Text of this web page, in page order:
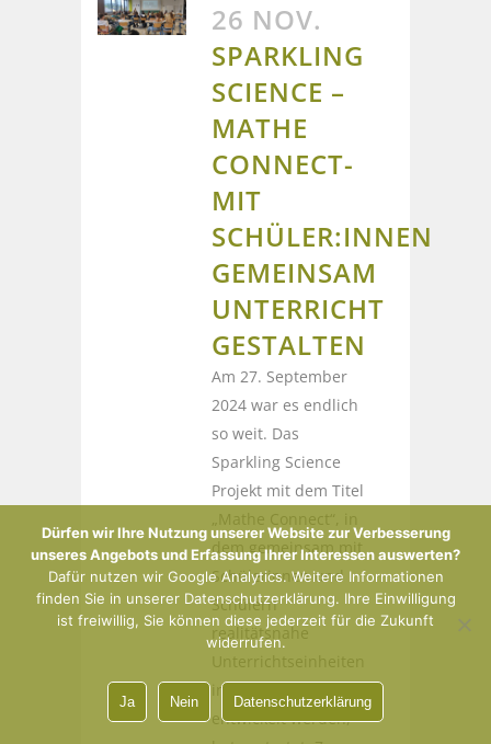
26 NOV.
SPARKLING
SCIENCE –
MATHE
CONNECT-
MIT
SCHÜLER:INNEN
GEMEINSAM
UNTERRICHT
GESTALTEN
Am 27. September
2024 war es endlich
so weit. Das
Sparkling Science
Projekt mit dem Titel
„Mathe Connect“, in
dem gemeinsam mit
Schülerinnen und
Schülern
realitätsnahe
Unterrichtseinheiten
in Mathematik
entwickelt werden,
Dürfen wir Ihre Nutzung unserer Website zur Verbesserung
unseres Angebots und Erfassung Ihrer Interessen auswerten?
Dafür nutzen wir Google Analytics. Weitere Informationen
finden Sie in unserer Datenschutzerklärung. Ihre Einwilligung
ist freiwillig, Sie können diese jederzeit für die Zukunft
widerrufen.
Ja Nein Datenschutzerklärung